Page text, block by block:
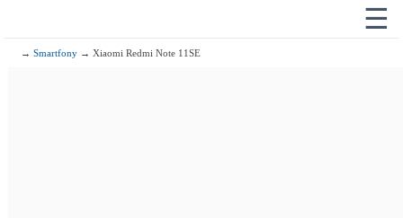
☰
→Smartfony → Xiaomi Redmi Note 11SE